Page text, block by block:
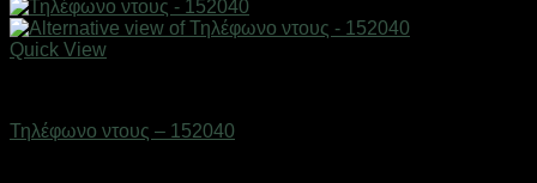
Quick View
Τηλέφωνο ντους – 152040